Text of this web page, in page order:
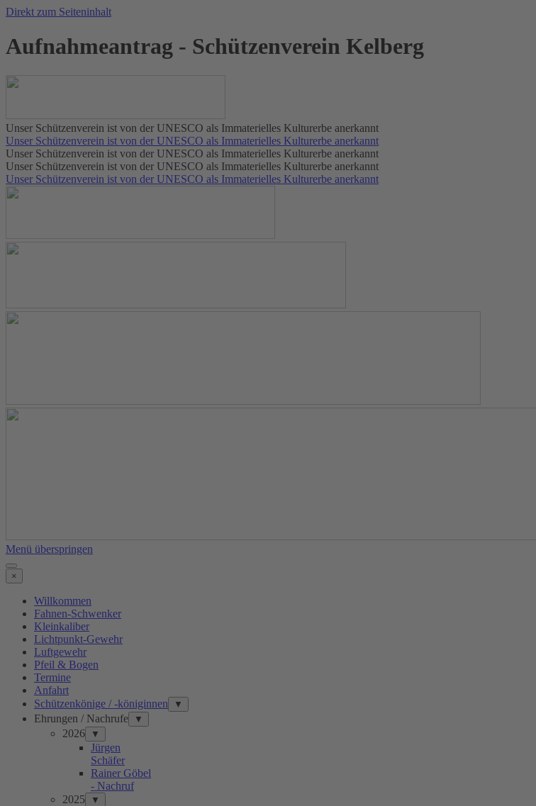
Direkt zum Seiteninhalt
Aufnahmeantrag - Schützenverein Kelberg
Unser Schützenverein ist von der UNESCO als Immaterielles Kulturerbe anerkannt
Unser Schützenverein ist von der UNESCO als Immaterielles Kulturerbe anerkannt
Unser Schützenverein ist von der UNESCO als Immaterielles Kulturerbe anerkannt
Unser Schützenverein ist von der UNESCO als Immaterielles Kulturerbe anerkannt
Unser Schützenverein ist von der UNESCO als Immaterielles Kulturerbe anerkannt
Menü überspringen
×
Willkommen
Fahnen-Schwenker
Kleinkaliber
Lichtpunkt-Gewehr
Luftgewehr
Pfeil & Bogen
Termine
Anfahrt
Schützenkönige / -königinnen
▼
Ehrungen / Nachrufe ▼
2026 ▼
Jürgen
Schäfer
Rainer Göbel
- Nachruf
2025
▼